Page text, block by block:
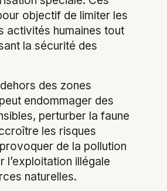
objectif de limiter les
activités humaines tout
la sécurité des
des zones
endommager des
perturber la faune
les risques
de la pollution
l’exploitation illégale
naturelles.